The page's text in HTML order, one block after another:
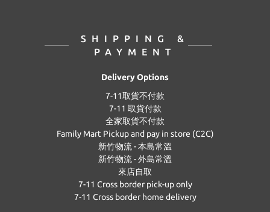
SHIPPING &
PAYMENT
Delivery Options
7-11取貨不付款
7-11 取貨付款
全家取貨不付款
Family Mart Pickup and pay in store (C2C)
新竹物流 - 本島常溫
新竹物流 - 外島常溫
來店自取
7-11 Cross border pick-up only
7-11 Cross border home delivery